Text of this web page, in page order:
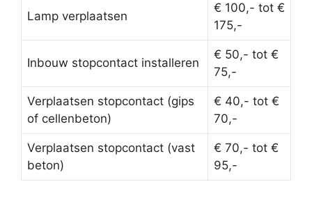
Lamp verplaatsen
€ 100,- tot €
175,-
Inbouw stopcontact installeren
€ 50,- tot €
75,-
Verplaatsen stopcontact (gips
of cellenbeton)
€ 40,- tot €
70,-
Verplaatsen stopcontact (vast
beton)
€ 70,- tot €
95,-